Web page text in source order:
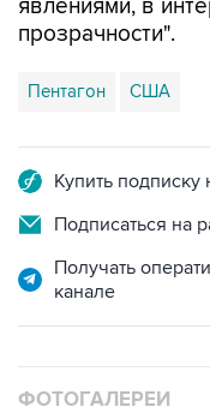
Пентагон США
Подписаться на
Получать